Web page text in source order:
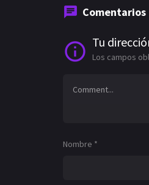
Comentarios
Tu
Los campos
Nombre *